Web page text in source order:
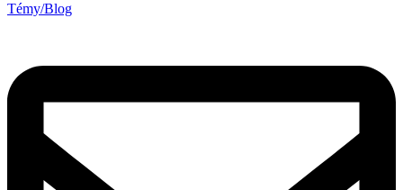
Témy/Blog